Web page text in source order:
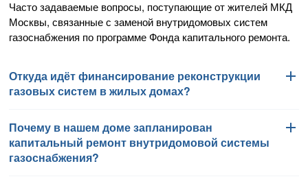
Часто задаваемые вопросы, поступающие от жителей МКД
Москвы, связанные с заменой внутридомовых систем
газоснабжения по программе Фонда капитального ремонта.
Откуда идёт финансирование реконструкции
газовых систем в жилых домах?
Работы по замене внутридомовых систем газоснабжения
финансируются Фондом капитального ремонта
многоквартирных домов города Москвы в соответствии
Почему в нашем доме запланирован
капитальный ремонт внутридомовой системы
газоснабжения?